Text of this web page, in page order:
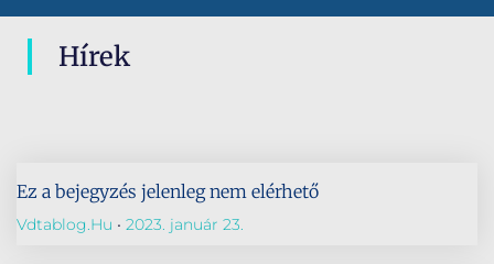
Hírek
Ez a bejegyzés jelenleg nem elérhető
Vdtablog.hu 2023. január 23.